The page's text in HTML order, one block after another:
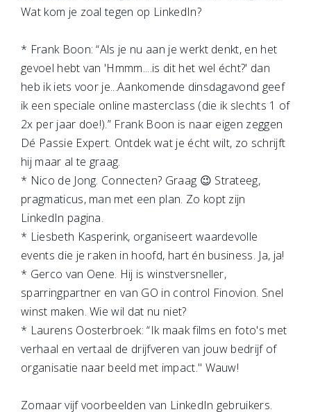
Wat kom je zoal tegen op LinkedIn?
* Frank Boon: “Als je nu aan je werkt denkt, en het
gevoel hebt van 'Hmmm....is dit het wel écht?' dan
heb ik iets voor je...Aankomende dinsdagavond geef
ik een speciale online masterclass (die ik slechts 1 of
2x per jaar doe!).” Frank Boon is naar eigen zeggen
Dé Passie Expert. Ontdek wat je écht wilt, zo schrijft
hij maar al te graag.
* Nico de Jong. Connecten? Graag 😉 Strateeg,
pragmaticus, man met een plan. Zo kopt zijn
LinkedIn pagina.
* Liesbeth Kasperink, organiseert waardevolle
events die je raken in hoofd, hart én business. Ja, ja!
* Gerco van Oene. Hij is winstversneller,
sparringpartner en van GO in control Finovion. Snel
winst maken. Wie wil dat nu niet?
* Laurens Oosterbroek: “Ik maak films en foto's met
verhaal en vertaal de drijfveren van jouw bedrijf of
organisatie naar beeld met impact." Wauw!
Zomaar vijf voorbeelden van LinkedIn gebruikers.